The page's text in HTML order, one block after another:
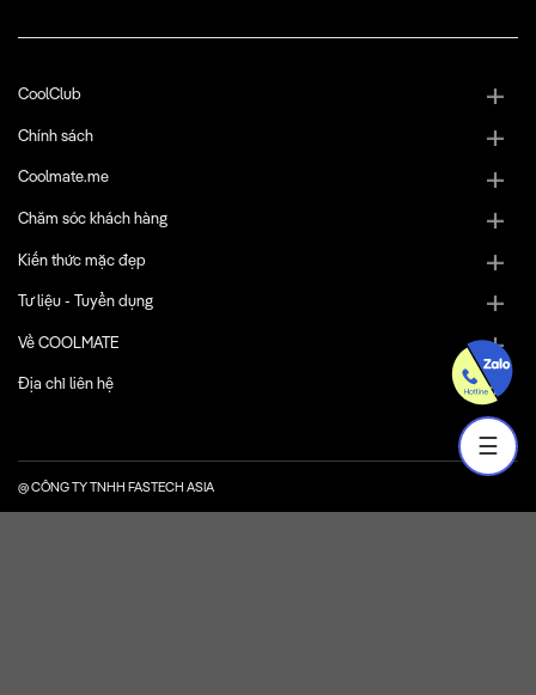
CoolClub
Chính sách
Coolmate.me
Chăm sóc khách hàng
Kiến thức mặc đẹp
Tư liệu - Tuyển dụng
Về COOLMATE
Địa chỉ liên hệ
@ CÔNG TY TNHH FASTECH ASIA
☰